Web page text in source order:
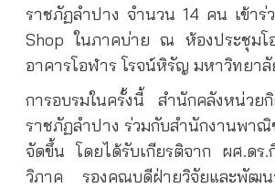
ราชภัฏลำปาง จำนวน 14 คน เข้าร่
Shop ในภาคบ่าย ณ ห้องประชุม
อาคารโอฬาร โรจน์หิรัญ มหาวิทยา
การอบรมในครั้งนี้ สำนักคลังหน่ว
ราชภัฏลำปาง ร่วมกับสำนักงานพาณิ
จัดขึ้น โดยได้รับเกียรติจาก ผศ.ดร
วิภาค รองคณบดีฝ่ายวิจัยและพั